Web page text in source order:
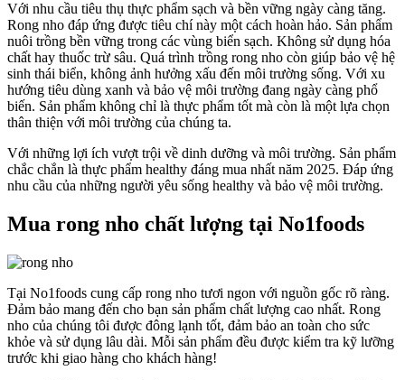
Với nhu cầu tiêu thụ thực phẩm sạch và bền vững ngày càng tăng.
Rong nho đáp ứng được tiêu chí này một cách hoàn hảo. Sản phẩm
nuôi trồng bền vững trong các vùng biển sạch. Không sử dụng hóa
chất hay thuốc trừ sâu. Quá trình trồng rong nho còn giúp bảo vệ hệ
sinh thái biển, không ảnh hưởng xấu đến môi trường sống. Với xu
hướng tiêu dùng xanh và bảo vệ môi trường đang ngày càng phổ
biến. Sản phẩm không chỉ là thực phẩm tốt mà còn là một lựa chọn
thân thiện với môi trường của chúng ta.
Với những lợi ích vượt trội về dinh dưỡng và môi trường. Sản phẩm
chắc chắn là thực phẩm healthy đáng mua nhất năm 2025. Đáp ứng
nhu cầu của những người yêu sống healthy và bảo vệ môi trường.
Mua rong nho chất lượng tại No1foods
Tại No1foods cung cấp rong nho tươi ngon với nguồn gốc rõ ràng.
Đảm bảo mang đến cho bạn sản phẩm chất lượng cao nhất. Rong
nho của chúng tôi được đông lạnh tốt, đảm bảo an toàn cho sức
khỏe và sử dụng lâu dài. Mỗi sản phẩm đều được kiểm tra kỹ lưỡng
trước khi giao hàng cho khách hàng!